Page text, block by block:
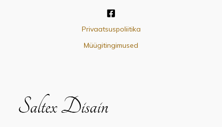
Privaatsuspoliitika
Müügitingimused